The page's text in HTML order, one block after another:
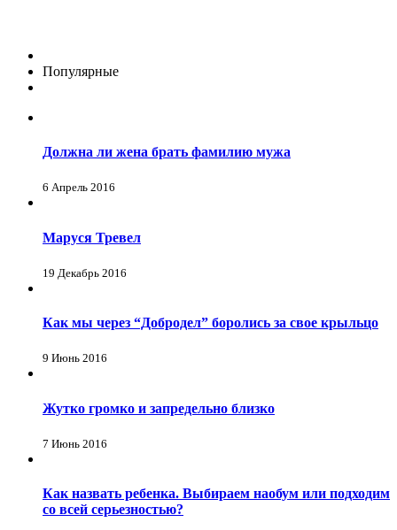
Популярные
Должна ли жена брать фамилию мужа
6 Апрель 2016
Маруся Тревел
19 Декабрь 2016
Как мы через “Добродел” боролись за свое крыльцо
9 Июнь 2016
Жутко громко и запредельно близко
7 Июнь 2016
Как назвать ребенка. Выбираем наобум или подходим
со всей серьезностью?